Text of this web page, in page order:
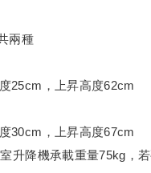
兩種
25cm，上昇高度62cm
30cm，上昇高度67cm
升降機承載重量75kg，